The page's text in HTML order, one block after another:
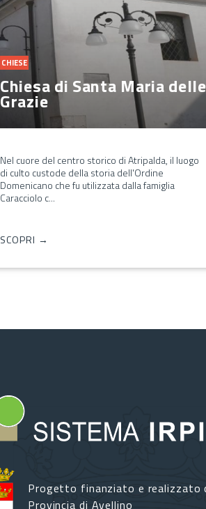
CHIESE
Chiesa di Santa Maria delle
Grazie
Nel cuore del centro storico di Atripalda, il luogo
di culto custode della storia dell'Ordine
Domenicano che fu utilizzata dalla famiglia
Caracciolo c...
SCOPRI →
Progetto finanziato e realizzato
Provincia di Avellino